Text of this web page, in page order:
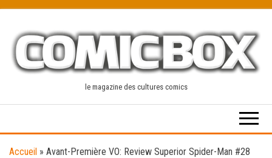
content
le magazine des cultures comics
Accueil » Avant-Première VO: Review Superior Spider-Man #28